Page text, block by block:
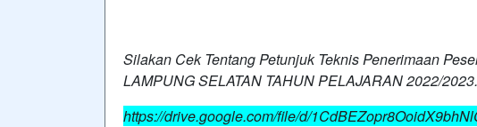
Silakan Cek Tentang Petunjuk Teknis Penerimaan
LAMPUNG SELATAN TAHUN PELAJARAN 2022/2023.
https://drive.google.com/file/d/